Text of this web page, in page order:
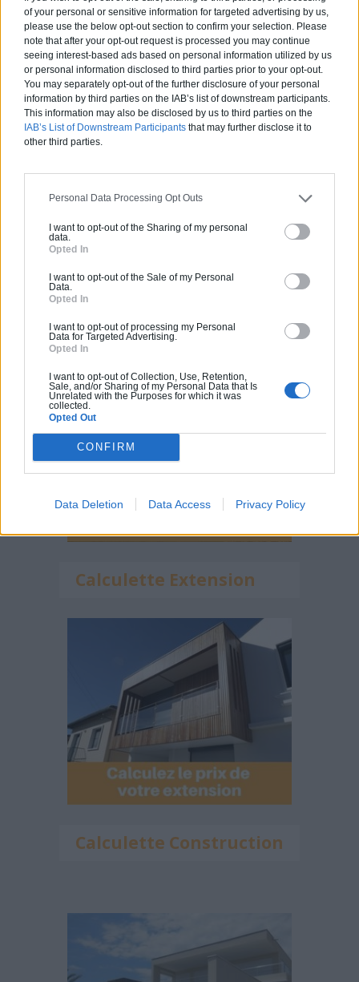
of your personal or sensitive information for targeted advertising by us,
please use the below opt-out section to confirm your selection. Please
note that after your opt-out request is processed you may continue
seeing interest-based ads based on personal information utilized by us
or personal information disclosed to third parties prior to your opt-out.
You may separately opt-out of the further disclosure of your personal
information by third parties on the IAB’s list of downstream participants.
This information may also be disclosed by us to third parties on the
IAB’s List of Downstream Participants that may further disclose it to
other third parties.
Personal Data Processing Opt Outs
I want to opt-out of the Sharing of my personal
data.
Opted In
I want to opt-out of the Sale of my Personal
Data.
Opted In
I want to opt-out of processing my Personal
Data for Targeted Advertising.
Opted In
I want to opt-out of Collection, Use, Retention,
Sale, and/or Sharing of my Personal Data that Is
Unrelated with the Purposes for which it was
collected.
Opted Out
CONFIRM
Data Deletion Data Access Privacy Policy
Canicule et fortes chaleurs : quels
conseils pour garder sa maison au
frais ?
Comment rénover l’entrée de son
domicile ?
Suivez-nous !
Calculette Extension
Calculette Construction